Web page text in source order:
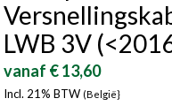
Denemarken
Bulgarije
LWB 3V
vanaf € 13,60
Incl. 21% BTW (België}